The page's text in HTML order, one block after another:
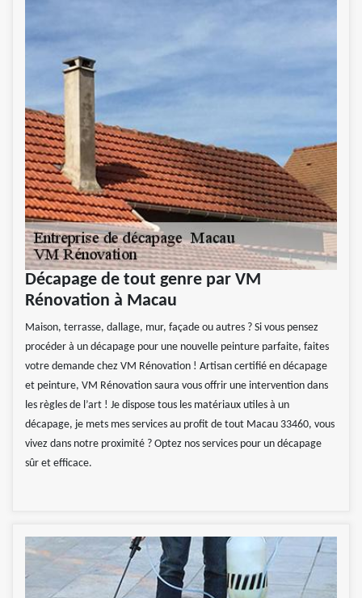
Décapage de tout genre par VM
Rénovation à Macau
Maison, terrasse, dallage, mur, façade ou autres ? Si vous pensez
procéder à un décapage pour une nouvelle peinture parfaite, faites
votre demande chez VM Rénovation ! Artisan certifié en décapage
et peinture, VM Rénovation saura vous offrir une intervention dans
les règles de l’art ! Je dispose tous les matériaux utiles à un
décapage, je mets mes services au profit de tout Macau 33460, vous
vivez dans notre proximité ? Optez nos services pour un décapage
sûr et efficace.